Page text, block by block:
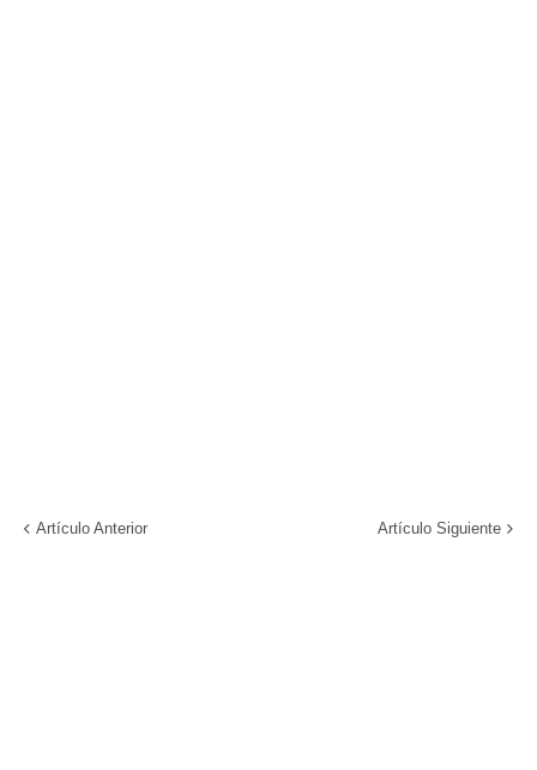
Artículo Anterior Artículo Siguiente